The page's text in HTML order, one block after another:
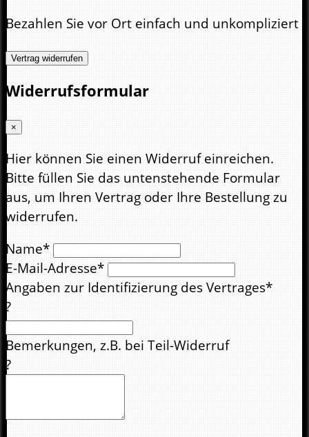
Bezahlen Sie vor Ort einfach und unkompliziert
Vertrag widerrufen
Widerrufsformular
×
Hier können Sie einen Widerruf einreichen.
Bitte füllen Sie das untenstehende Formular
aus, um Ihren Vertrag oder Ihre Bestellung zu
widerrufen.
Name*
E-Mail-Adresse*
Angaben zur Identifizierung des Vertrages*
?
Bemerkungen, z.B. bei Teil-Widerruf
?